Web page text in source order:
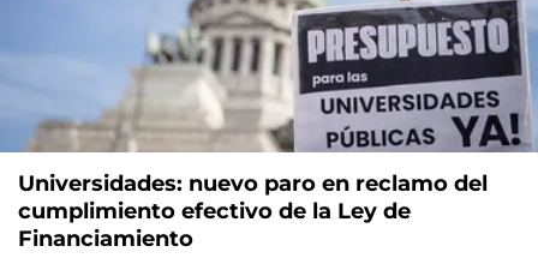
Universidades: nuevo paro en reclamo del
cumplimiento efectivo de la Ley de
Financiamiento